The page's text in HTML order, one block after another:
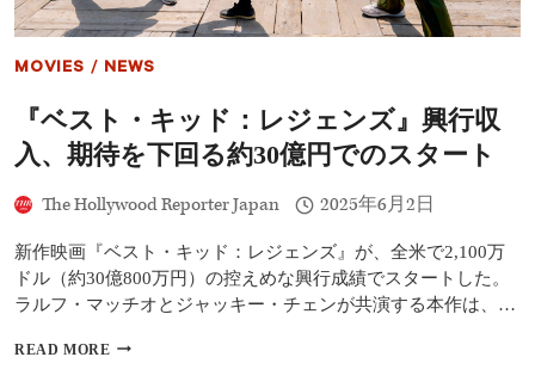
新
作
舞
挨
拶
11
「大
だ
け
れ
ど
れ
MOVIES / NEWS
『ベスト・キッド：レジェンズ』興行収
入、期待を下回る約30億円でのスタート
The Hollywood Reporter Japan 2025年6月2日
新作映画『ベスト・キッド：レジェンズ』が、全米で2,100万
ドル（約30億800万円）の控えめな興行成績でスタートした。
ラルフ・マッチオとジャッキー・チェンが共演する本作は、…
READ MORE 『ベ